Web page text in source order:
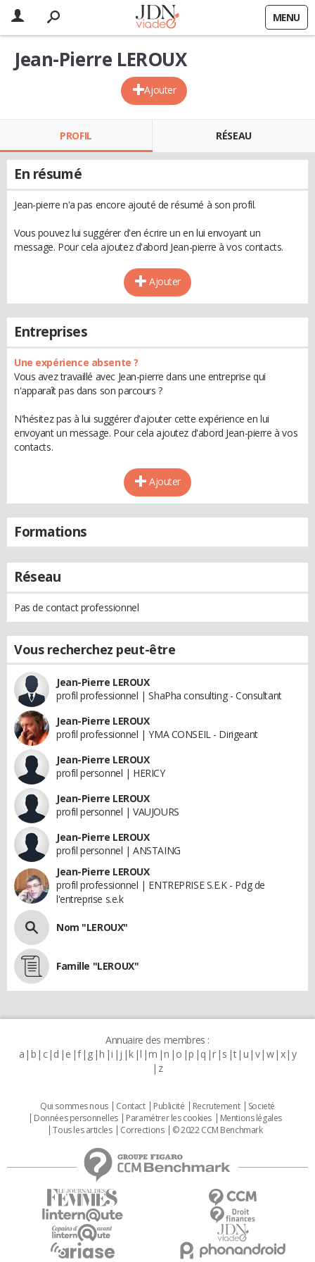
MENU
Ajouter
Jean-Pierre LEROUX
PROFIL RÉSEAU
En résumé
Jean-pierre n'a pas encore ajouté de résumé à son profil.
Vous pouvez lui suggérer d'en écrire un en lui envoyant un
message. Pour cela ajoutez d'abord Jean-pierre à vos contacts.
Ajouter
Entreprises
Une expérience absente ?
Vous avez travaillé avec Jean-pierre dans une entreprise qui
n'apparaît pas dans son parcours ?
N'hésitez pas à lui suggérer d'ajouter cette expérience en lui
envoyant un message. Pour cela ajoutez d'abord Jean-pierre à vos
contacts.
Ajouter
Formations
Réseau
Pas de contact professionnel
Vous recherchez peut-être
Jean-Pierre LEROUX
profil professionnel | ShaPha consulting - Consultant
Jean-Pierre LEROUX
profil professionnel | YMA CONSEIL - Dirigeant
Jean-Pierre LEROUX
profil personnel | HERICY
Jean-Pierre LEROUX
profil personnel | VAUJOURS
Jean-Pierre LEROUX
profil personnel | ANSTAING
Jean-Pierre LEROUX
profil professionnel | ENTREPRISE S.E.K - Pdg de
l'entreprise s.e.k
Nom "LEROUX"
Famille "LEROUX"
Annuaire des membres :
a b c d e f g h i j k l m n o p q r s t u v w x y
z
Qui sommes nous Contact Publicité Recrutement
Societé
Données personnelles
Paramétrer les cookies
Mentions légales
Tous les articles
Corrections © 2022 CCM Benchmark